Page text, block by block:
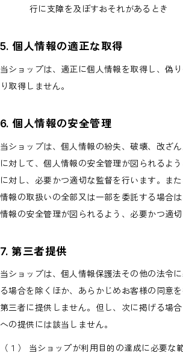
行に支障を及ぼすおそれがあるとき
5. 個人情報の適正な取得
当ショップは、適正に個人情報を取得し、偽
り取得しません。
6. 個人情報の安全管理
当ショップは、個人情報の紛失、破壊、改ざ
に対して、個人情報の安全管理が図られるよ
に対し、必要かつ適切な監督を行います。ま
情報の取扱いの全部又は一部を委託する場合
情報の安全管理が図られるよう、必要かつ適切
7. 第三者提供
当ショップは、個人情報保護法その他の法令
る場合を除くほか、あらかじめお客様の同意
第三者に提供しません。但し、次に掲げる場
への提供には該当しません。
（１） 当ショップが利用目的の達成に必要な